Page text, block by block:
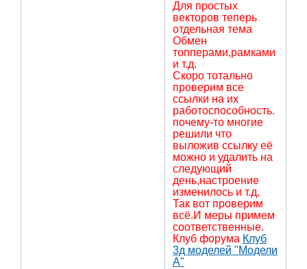
Для простых
векторов теперь
отдельная тема
Обмен
топперами,рамками
и т.д.
Скоро тотально
проверим все
ссылки на их
работоспособность.
почему-то многие
решили что
выложив ссылку её
можно и удалить на
следующий
день,настроение
изменилось и т.д.
Так вот проверим
всё.И меры примем
соответственные.
Клуб форума Клуб
3д моделей "Модели
А"